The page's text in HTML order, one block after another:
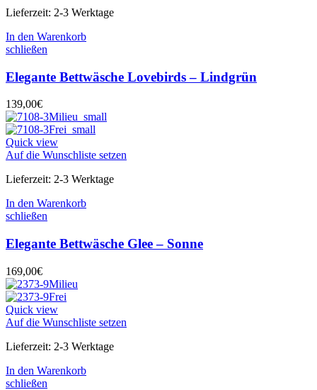
Lieferzeit: 2-3 Werktage
In den Warenkorb
schließen
Elegante Bettwäsche Lovebirds – Lindgrün
139,00€
Quick view
Auf die Wunschliste setzen
Lieferzeit: 2-3 Werktage
In den Warenkorb
schließen
Elegante Bettwäsche Glee – Sonne
169,00€
Quick view
Auf die Wunschliste setzen
Lieferzeit: 2-3 Werktage
In den Warenkorb
schließen